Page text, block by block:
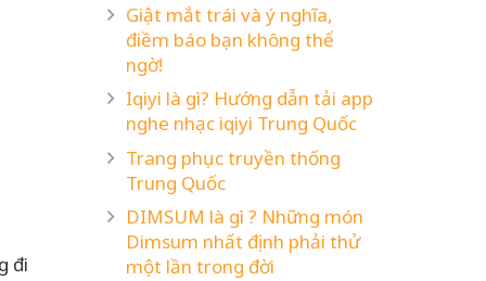
đi
Giật mắt trái và ý nghĩa,
điềm báo bạn không thể
ngờ!
Iqiyi là gì? Hướng dẫn tải app
nghe nhạc iqiyi Trung Quốc
Trang phục truyền thống
Trung Quốc
DIMSUM là gì ? Những món
Dimsum nhất định phải thử
một lần trong đời